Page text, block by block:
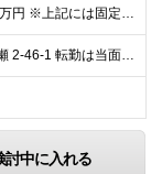
┃初年度想定年収510～920万円 ※上記には固定残業代20時間分を含みます 超過分は別途支給いたします ※試用期間あり（3ヶ月） 期間中、欠勤が発生しなければ待遇などの変更はありません
【本社】 東京都町田市西成瀬 2-46-1 転勤は当面の間ありません。 (変更の範囲)会社の定める勤務地
討中に入れる